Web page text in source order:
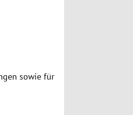
sowie für